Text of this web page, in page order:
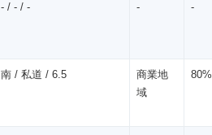
- / - / - - -
南 / 私道 / 6.5
商業地
域
80%